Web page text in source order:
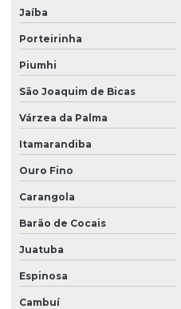
Jaíba
Porteirinha
Piumhi
São Joaquim de Bicas
Várzea da Palma
Itamarandiba
Ouro Fino
Carangola
Barão de Cocais
Juatuba
Espinosa
Cambuí